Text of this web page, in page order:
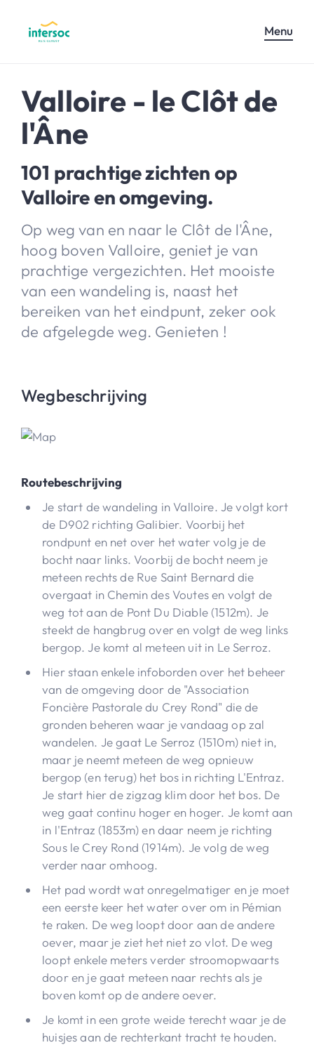
Menu
Valloire - le Clôt de
l'Âne
101 prachtige zichten op
Valloire en omgeving.
Op weg van en naar le Clôt de l'Âne,
hoog boven Valloire, geniet je van
prachtige vergezichten. Het mooiste
van een wandeling is, naast het
bereiken van het eindpunt, zeker ook
de afgelegde weg. Genieten !
Wegbeschrijving
Routebeschrijving
Je start de wandeling in Valloire. Je volgt kort
de D902 richting Galibier. Voorbij het
rondpunt en net over het water volg je de
bocht naar links. Voorbij de bocht neem je
meteen rechts de Rue Saint Bernard die
overgaat in Chemin des Voutes en volgt de
weg tot aan de Pont Du Diable (1512m). Je
steekt de hangbrug over en volgt de weg links
bergop. Je komt al meteen uit in Le Serroz.
Hier staan enkele infoborden over het beheer
van de omgeving door de "Association
Foncière Pastorale du Crey Rond" die de
gronden beheren waar je vandaag op zal
wandelen. Je gaat Le Serroz (1510m) niet in,
maar je neemt meteen de weg opnieuw
bergop (en terug) het bos in richting L'Entraz.
Je start hier de zigzag klim door het bos. De
weg gaat continu hoger en hoger. Je komt aan
in l'Entraz (1853m) en daar neem je richting
Sous le Crey Rond (1914m). Je volg de weg
verder naar omhoog.
Het pad wordt wat onregelmatiger en je moet
een eerste keer het water over om in Pémian
te raken. De weg loopt door aan de andere
oever, maar je ziet het niet zo vlot. De weg
loopt enkele meters verder stroomopwaarts
door en je gaat meteen naar rechts als je
boven komt op de andere oever.
Je komt in een grote weide terecht waar je de
huisjes aan de rechterkant tracht te houden.